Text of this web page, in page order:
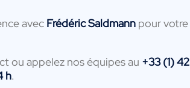
avec Frédéric Saldmann pour votre
ou appelez nos équipes au +33 (1) 42
h.